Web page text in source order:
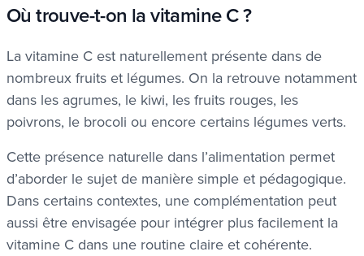
Où trouve-t-on la vitamine C ?
La vitamine C est naturellement présente dans de
nombreux fruits et légumes. On la retrouve notamment
dans les agrumes, le kiwi, les fruits rouges, les
poivrons, le brocoli ou encore certains légumes verts.
Cette présence naturelle dans l’alimentation permet
d’aborder le sujet de manière simple et pédagogique.
Dans certains contextes, une complémentation peut
aussi être envisagée pour intégrer plus facilement la
vitamine C dans une routine claire et cohérente.